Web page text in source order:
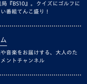
『BS10』。クイズにゴルフに
番組てんこ盛り！
音楽をお届けする、大人のた
ントチャンネル